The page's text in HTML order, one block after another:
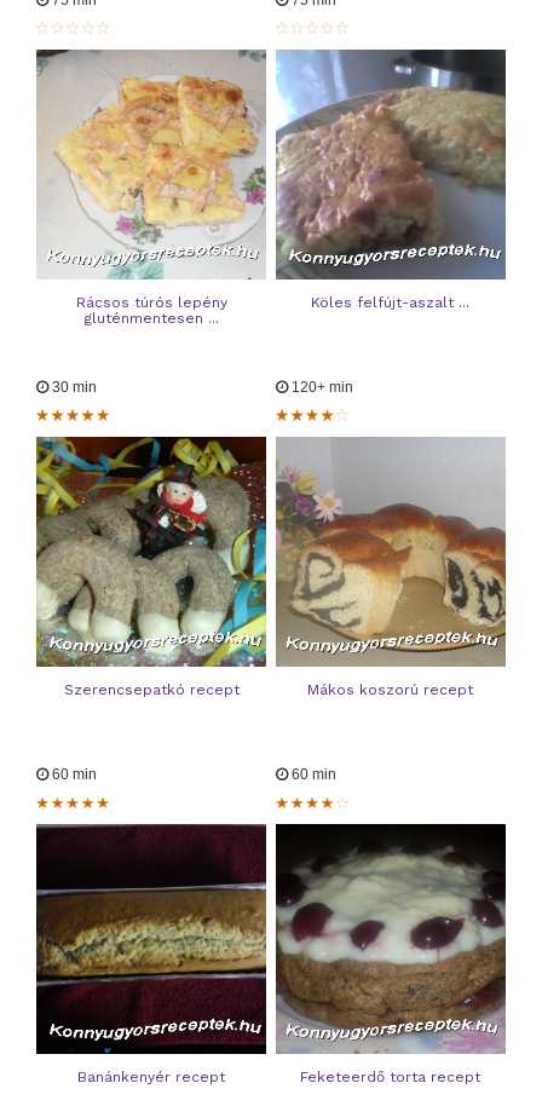
Rácsos túrós lepény
gluténmentesen ...
Köles felfújt-aszalt ...
30 min
Szerencsepatkó recept
120+ min
Mákos koszorú recept
60 min
Banánkenyér recept
60 min
Feketeerdő torta recept